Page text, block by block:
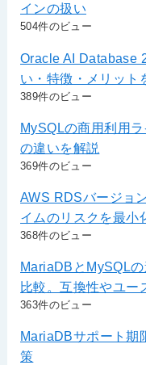
インの扱い
504件のビュー
Oracle AI Database
い・特徴・メリット
389件のビュー
MySQLの商用利用
の違いを解説
369件のビュー
AWS RDSバージョ
イムのリスクを最小
368件のビュー
MariaDBとMySQL
比較。互換性やユー
363件のビュー
MariaDBサポート期
策